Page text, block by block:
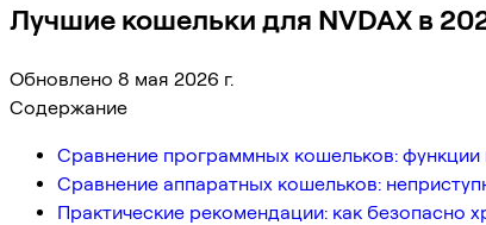
Лучшие кошельки для NVDAX в
Обновлено 8 мая 2026 г.
Содержание
Сравнение программных кошельков: функции
Сравнение аппаратных кошельков:
Практические рекомендации: как безопасно